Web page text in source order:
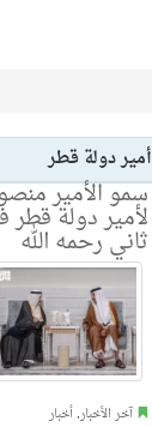
أمير دولة قطر
سمو الأمير
لأمير دولة
ثاني رحمه الله
آخر الأخبار,أخبار